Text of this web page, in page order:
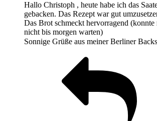
Hallo Christoph , heute habe ich das
gebacken. Das Rezept war gut
Das Brot schmeckt hervorragend
nicht bis morgen warten)
Sonnige Grüße aus meiner Berliner